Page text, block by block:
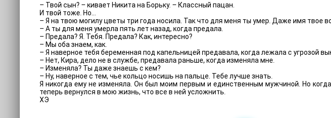
– Твой сын? – кивает Никита на Борьку. – Классный пацан.
И твой тоже. Но…
– Я на твою могилу цветы три года носила. Так что для меня ты умер. Даже имя твое
– А ты для меня умерла пять лет назад, когда предала.
– Предала? Я. Тебя. Предала? Как, интересно?
– Мы оба знаем, как.
– Я наверное тебя беременная под капельницей предавала, когда лежала с угрозой
– Нет, Кира, дело не в службе, предавала раньше, когда изменяла мне.
– Изменяла? Ты даже знаешь с кем?
– Ну, наверное с тем, чье кольцо носишь на пальце. Тебе лучше знать.
Я никогда ему не изменяла. Он был моим первым и единственным мужчиной. Но
теперь вернулся в мою жизнь, что все в ней усложнить.
ХЭ